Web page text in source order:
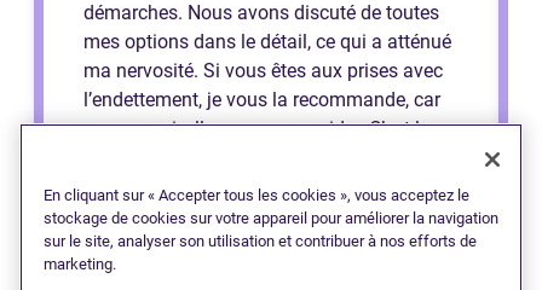
démarches. Nous avons discuté de toutes
mes options dans le détail, ce qui a atténué
ma nervosité. Si vous êtes aux prises avec
l’endettement, je vous la recommande, car
croyez-moi, elle saura vous aider. C’est la
respirer un peu mieux maintenant que je
sais que je peux bâtir mon avenir de la
bonne manière. Merci Cheryl !
En cliquant sur « Accepter tous les cookies », vous acceptez le
stockage de cookies sur votre appareil pour améliorer la navigation
sur le site, analyser son utilisation et contribuer à nos efforts de
marketing.